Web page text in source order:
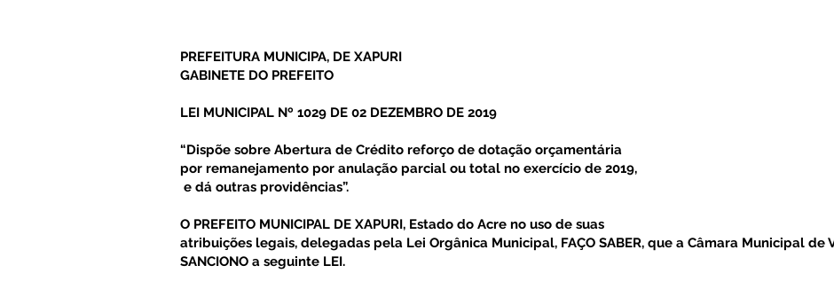
PREFEITURA MUNICIPA, DE XAPURI
GABINETE DO PREFEITO
LEI MUNICIPAL Nº 1029 DE 02 DEZEMBRO DE 2019
“Dispõe sobre Abertura de Crédito reforço de dotação orçamentária
por remanejamento por anulação parcial ou total no exercício de 2019,
e dá outras providências”.
O PREFEITO MUNICIPAL DE XAPURI, Estado do Acre no uso de suas
atribuições legais, delegadas pela Lei Orgânica Municipal, FAÇO SABER, que a Câmara Municipal de
SANCIONO a seguinte LEI.